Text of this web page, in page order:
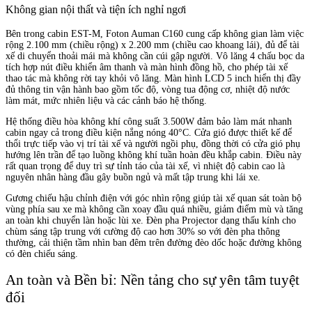
Không gian nội thất và tiện ích nghỉ ngơi
Bên trong cabin EST-M, Foton Auman C160 cung cấp không gian làm việc
rộng 2.100 mm (chiều rộng) x 2.200 mm (chiều cao khoang lái), đủ để tài
xế di chuyển thoải mái mà không cần cúi gập người. Vô lăng 4 chấu bọc da
tích hợp nút điều khiển âm thanh và màn hình đồng hồ, cho phép tài xế
thao tác mà không rời tay khỏi vô lăng. Màn hình LCD 5 inch hiển thị đầy
đủ thông tin vận hành bao gồm tốc độ, vòng tua động cơ, nhiệt độ nước
làm mát, mức nhiên liệu và các cảnh báo hệ thống.
Hệ thống điều hòa không khí công suất 3.500W đảm bảo làm mát nhanh
cabin ngay cả trong điều kiện nắng nóng 40°C. Cửa gió được thiết kế để
thổi trực tiếp vào vị trí tài xế và người ngồi phụ, đồng thời có cửa gió phụ
hướng lên trần để tạo luồng không khí tuần hoàn đều khắp cabin. Điều này
rất quan trọng để duy trì sự tỉnh táo của tài xế, vì nhiệt độ cabin cao là
nguyên nhân hàng đầu gây buồn ngủ và mất tập trung khi lái xe.
Gương chiếu hậu chỉnh điện với góc nhìn rộng giúp tài xế quan sát toàn bộ
vùng phía sau xe mà không cần xoay đầu quá nhiều, giảm điểm mù và tăng
an toàn khi chuyển làn hoặc lùi xe. Đèn pha Projector dạng thấu kính cho
chùm sáng tập trung với cường độ cao hơn 30% so với đèn pha thông
thường, cải thiện tầm nhìn ban đêm trên đường đèo dốc hoặc đường không
có đèn chiếu sáng.
An toàn và Bền bỉ: Nền tảng cho sự yên tâm tuyệt
đối